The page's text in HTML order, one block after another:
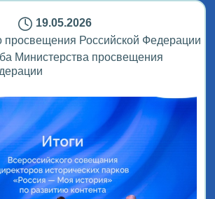
19.05.2026
просвещения Российской Федерации
Министерства просвещения